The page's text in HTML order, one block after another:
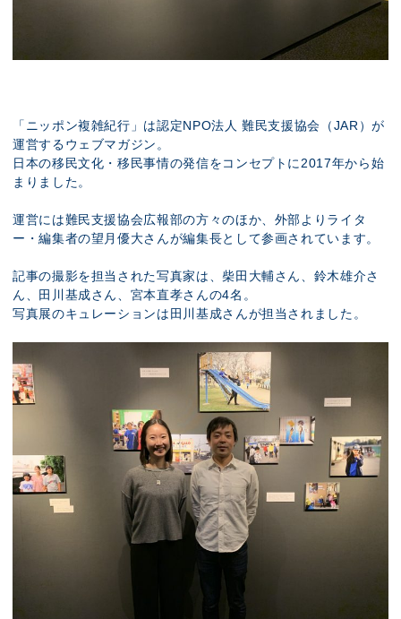
「 ニッポン複雑紀行 」は認定NPO法人 難民支援協会（JAR）が
運営するウェブマガジン。
日本の移民文化・移民事情の発信をコンセプトに2017年から始
まりました。
運営には難民支援協会広報部の方々のほか、外部よりライタ
ー・編集者の望月優大さんが編集長として参画されています。
記事の撮影を担当された写真家は、柴田大輔さん、鈴木雄介さ
ん、田川基成さん、宮本直孝さんの4名。
写真展のキュレーションは田川基成さんが担当されました。